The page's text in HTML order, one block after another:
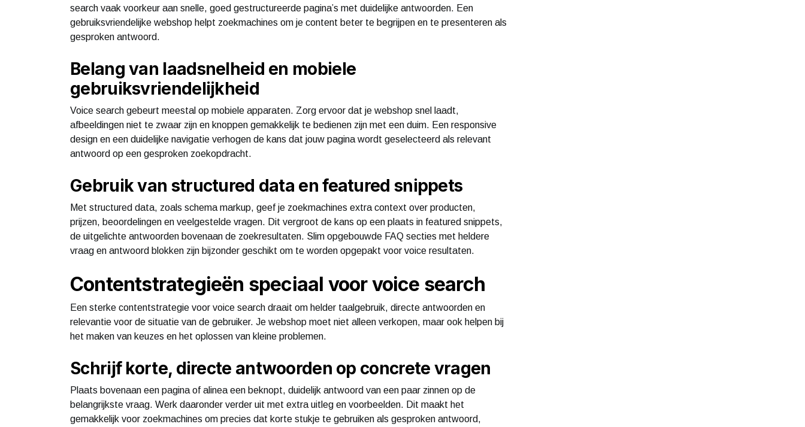
search vaak voorkeur aan snelle, goed gestructureerde pagina’s met duidelijke antwoorden. Een
gebruiksvriendelijke webshop helpt zoekmachines om je content beter te begrijpen en te presenteren als
gesproken antwoord.
Belang van laadsnelheid en mobiele
gebruiksvriendelijkheid
Voice search gebeurt meestal op mobiele apparaten. Zorg ervoor dat je webshop snel laadt,
afbeeldingen niet te zwaar zijn en knoppen gemakkelijk te bedienen zijn met een duim. Een responsive
design en een duidelijke navigatie verhogen de kans dat jouw pagina wordt geselecteerd als relevant
antwoord op een gesproken zoekopdracht.
Gebruik van structured data en featured snippets
Met structured data, zoals schema markup, geef je zoekmachines extra context over producten,
prijzen, beoordelingen en veelgestelde vragen. Dit vergroot de kans op een plaats in featured snippets,
de uitgelichte antwoorden bovenaan de zoekresultaten. Slim opgebouwde FAQ secties met heldere
vraag en antwoord blokken zijn bijzonder geschikt om te worden opgepakt voor voice resultaten.
Contentstrategieën speciaal voor voice search
Een sterke contentstrategie voor voice search draait om helder taalgebruik, directe antwoorden en
relevantie voor de situatie van de gebruiker. Je webshop moet niet alleen verkopen, maar ook helpen bij
het maken van keuzes en het oplossen van kleine problemen.
Schrijf korte, directe antwoorden op concrete vragen
Plaats bovenaan een pagina of alinea een beknopt, duidelijk antwoord van een paar zinnen op de
belangrijkste vraag. Werk daaronder verder uit met extra uitleg en voorbeelden. Dit maakt het
gemakkelijk voor zoekmachines om precies dat korte stukje te gebruiken als gesproken antwoord,